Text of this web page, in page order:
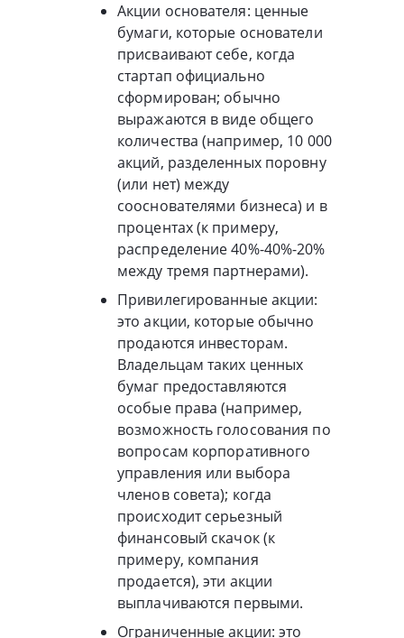
Акции основателя: ценные
бумаги, которые основатели
присваивают себе, когда
стартап официально
сформирован; обычно
выражаются в виде общего
количества (например, 10 000
акций, разделенных поровну
(или нет) между
сооснователями бизнеса) и в
процентах (к примеру,
распределение 40%-40%-20%
между тремя партнерами).
Привилегированные акции:
это акции, которые обычно
продаются инвесторам.
Владельцам таких ценных
бумаг предоставляются
особые права (например,
возможность голосования по
вопросам корпоративного
управления или выбора
членов совета); когда
происходит серьезный
финансовый скачок (к
примеру, компания
продается), эти акции
выплачиваются первыми.
Ограниченные акции: это